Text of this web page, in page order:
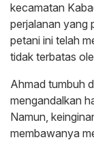
kecamatan
perjalanan yang
petani ini telah
tidak terbatas
Ahmad tumbuh
mengandalkan
Namun,
membawanya